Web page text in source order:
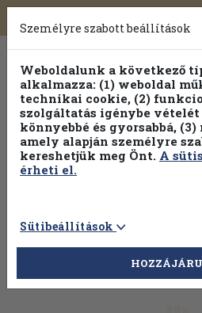
Toggle
navigation
Válogasson több mint
100%
Személyre szabott beállítások
Weboldalunk a következő
alkalmazza: (1) weboldal
technikai cookie, (2)
szolgáltatás igénybe vételét
könnyebbé és gyorsabbá,
amely alapján személyre
kereshetjük meg Önt. A
érheti el.
Sütibeállítások